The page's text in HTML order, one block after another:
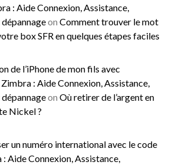
: Aide Connexion, Assistance,
on Comment trouver le mot
box SFR en quelques étapes faciles
de l’iPhone de mon fils avec
: Aide Connexion, Assistance,
on Où retirer de l’argent en
Nickel ?
un numéro international avec le code
Aide Connexion, Assistance,